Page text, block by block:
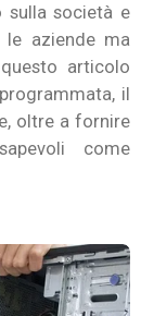
sulla società e
le aziende ma
articolo
il
oltre a fornire
come